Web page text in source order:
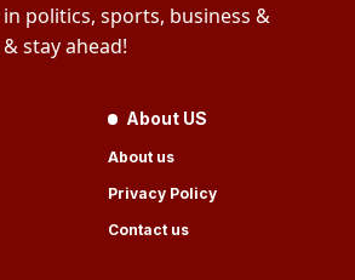
politics, sports, business &
stay ahead!
About US
About us
Privacy Policy
Contact us